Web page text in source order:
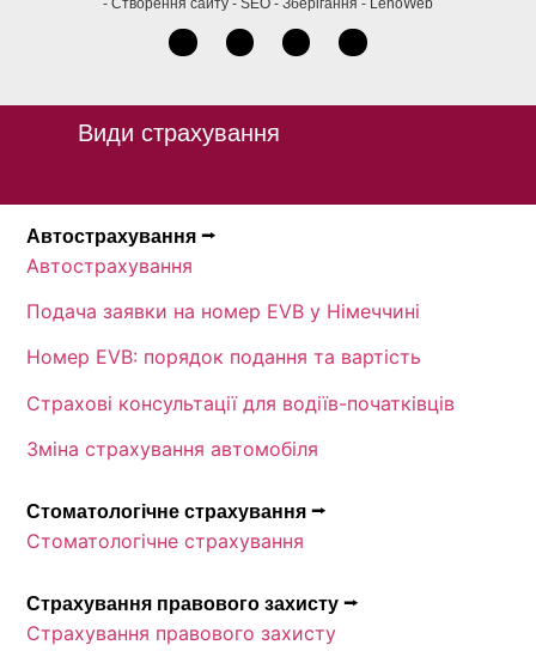
- Створення сайту - SEO - Зберігання - LehoWeb
Види страхування
Автострахування ⭢
Автострахування
Подача заявки на номер EVB у Німеччині
Номер EVB: порядок подання та вартість
Страхові консультації для водіїв-початківців
Зміна страхування автомобіля
Стоматологічне страхування ⭢
Стоматологічне страхування
Страхування правового захисту ⭢
Страхування правового захисту